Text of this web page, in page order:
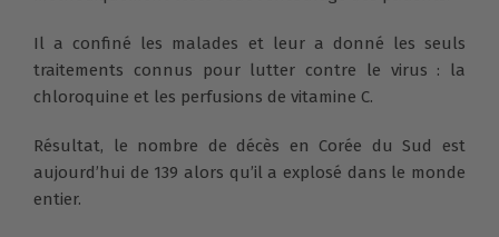
Il a confiné les malades et leur a donné les seuls
traitements connus pour lutter contre le virus : la
chloroquine et les perfusions de vitamine C.
Résultat, le nombre de décès en Corée du Sud est
aujourd’hui de 139 alors qu’il a explosé dans le monde
entier.